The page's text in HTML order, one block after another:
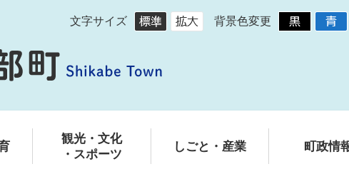
文字サイズ 背景色変更
観光・文化
・スポーツ
しごと・産業 町政情